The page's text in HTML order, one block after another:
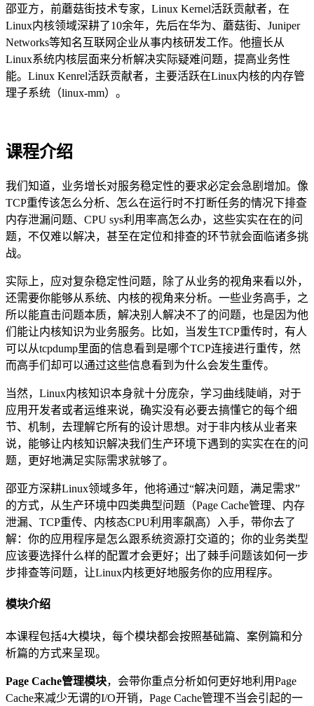
邵亚方，前蘑菇街技术专家，Linux Kernel活跃贡献者，在
Linux内核领域深耕了10余年，先后在华为、蘑菇街、Juniper
Networks等知名互联网企业从事内核研发工作。他擅长从
Linux系统内核层⾯来分析解决实际疑难问题，提高业务性
能。Linux Kenrel活跃贡献者，主要活跃在Linux内核的内存管
理子系统（linux-mm）。
课程介绍
我们知道，业务增长对服务稳定性的要求必定会急剧增加。像
TCP重传该怎么分析、怎么在运⾏时不打断任务的情况下排查
内存泄漏问题、CPU sys利⽤率⾼怎么办，这些实实在在的问
题，不仅难以解决，甚至在定位和排查的环节就会面临诸多挑
战。
实际上，应对复杂稳定性问题，除了从业务的视角来看以外，
还需要你能够从系统、内核的视⻆来分析。一些业务高手，之
所以能直击问题本质，解决别人解决不了的问题，也是因为他
们能让内核知识为业务服务。比如，当发生TCP重传时，有人
可以从tcpdump里面的信息看到是哪个TCP连接进行重传，然
而高手们却可以通过这些信息看到为什么会发生重传。
当然，Linux内核知识本身就十分庞杂，学习曲线陡峭，对于
应用开发者或者运维来说，确实没有必要去搞懂它的每个细
节、机制，去理解它所有的设计思想。对于非内核从业者来
说，能够让内核知识解决我们生产环境下遇到的实实在在的问
题，更好地满足实际需求就够了。
邵亚方深耕Linux领域多年，他将通过“解决问题，满足需求”
的方式，从生产环境中四类典型问题（Page Cache管理、内存
泄漏、TCP重传、内核态CPU利用率飙高）入手，带你去了
解：你的应用程序是怎么跟系统资源打交道的；你的业务类型
应该要选择什么样的配置才会更好；出了棘手问题该如何一步
步排查等问题，让Linux内核更好地服务你的应用程序。
模块介绍
本课程包括4大模块，每个模块都会按照基础篇、案例篇和分
析篇的方式来呈现。
Page Cache管理模块，会带你重点分析如何更好地利用Page
Cache来减少无谓的I/O开销，Page Cache管理不当会引起的一